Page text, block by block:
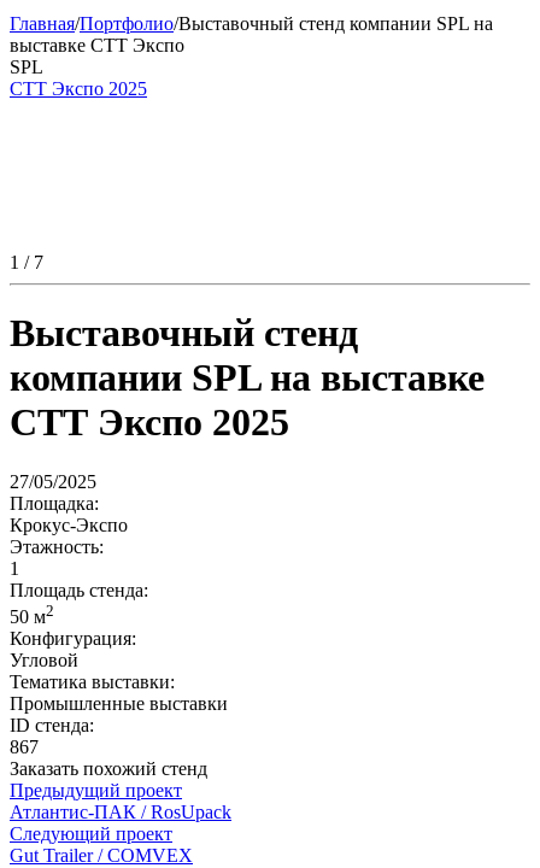
Главная/Портфолио/Выставочный стенд компании SPL на
выставке СТТ Экспо
SPL
СТТ Экспо 2025
1 / 7
Выставочный стенд
компании SPL на выставке
СТТ Экспо 2025
27/05/2025
Площадка:
Крокус-Экспо
Этажность:
1
Площадь стенда:
50 м2
Конфигурация:
Угловой
Тематика выставки:
Промышленные выставки
ID стенда:
867
Заказать похожий стенд
Предыдущий проект
Атлантис-ПАК / RosUpack
Следующий проект
Gut Trailer / COMVEX